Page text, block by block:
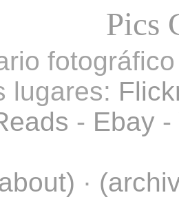
Pics
lugares:
- Ebay -
·